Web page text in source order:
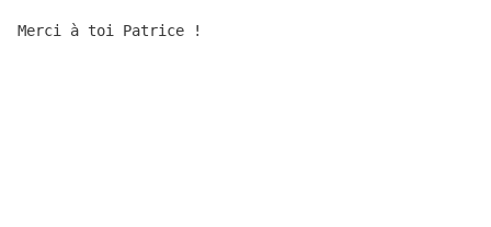
Merci à toi Patrice !